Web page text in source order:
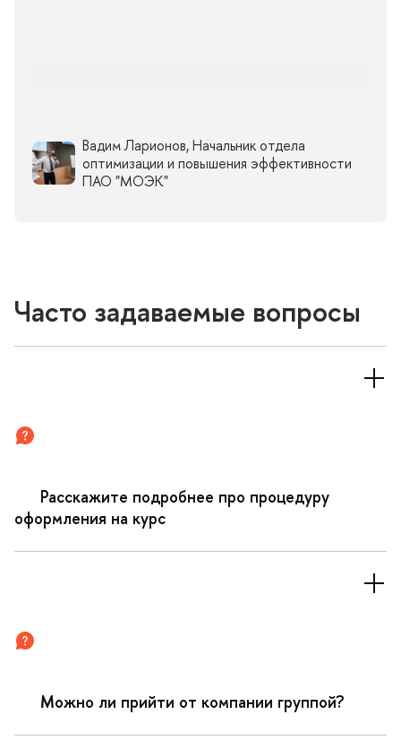
адим Ларионов, Начальник отдела
оптимизации и повышения эффективности
ПАО "МОЭК"
Часто задаваемые вопросы
Расскажите подробнее про процедуру
оформления на курс
Можно ли прийти от компании группой?